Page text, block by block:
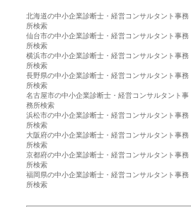
北海道の中小企業診断士・経営コンサルタント事務
所検索
仙台市の中小企業診断士・経営コンサルタント事務
所検索
横浜市の中小企業診断士・経営コンサルタント事務
所検索
長野県の中小企業診断士・経営コンサルタント事務
所検索
名古屋市の中小企業診断士・経営コンサルタント事
務所検索
浜松市の中小企業診断士・経営コンサルタント事務
所検索
大阪府の中小企業診断士・経営コンサルタント事務
所検索
京都府の中小企業診断士・経営コンサルタント事務
所検索
福岡県の中小企業診断士・経営コンサルタント事務
所検索